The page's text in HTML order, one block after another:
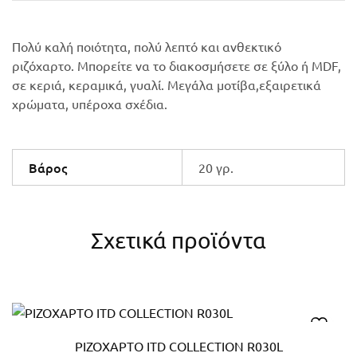
Πολύ καλή ποιότητα, πολύ λεπτό και ανθεκτικό
ριζόχαρτο. Μπορείτε να το διακοσμήσετε σε ξύλο ή MDF,
σε κεριά, κεραμικά, γυαλί. Μεγάλα μοτίβα,εξαιρετικά
χρώματα, υπέροχα σχέδια.
Βάρος 20 γρ.
Σχετικά προϊόντα
ΡΙΖΟΧΑΡΤΟ ITD COLLECTION R030L